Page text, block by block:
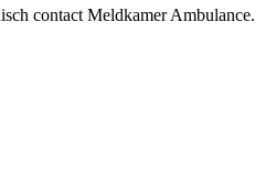
contact Meldkamer Ambulance.